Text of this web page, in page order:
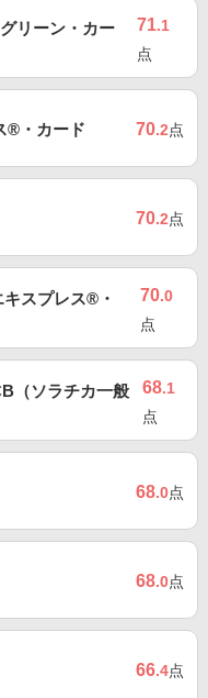
リーン・カー
71.1
点
®・カード 70.2点
70.2点
スプレス®・
70.0
点
（ソラチカ一般
68.1
点
68.0点
68.0点
66.4点